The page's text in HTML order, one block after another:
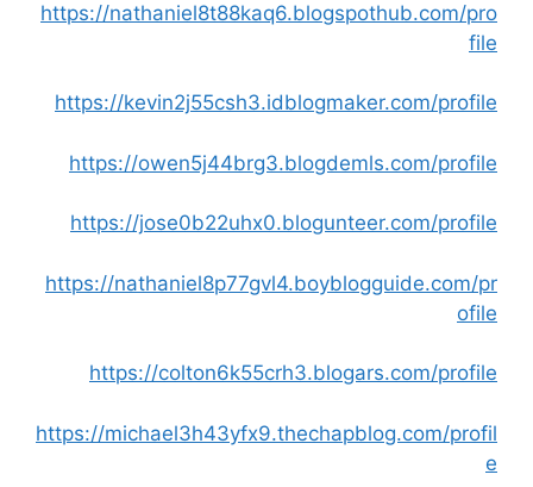
https://nathaniel8t88kaq6.blogspothub.com/pro
file
https://kevin2j55csh3.idblogmaker.com/profile
https://owen5j44brg3.blogdemls.com/profile
https://jose0b22uhx0.blogunteer.com/profile
https://nathaniel8p77gvl4.boyblogguide.com/pr
ofile
https://colton6k55crh3.blogars.com/profile
https://michael3h43yfx9.thechapblog.com/profil
e